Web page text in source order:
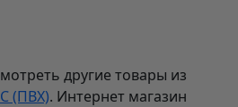
другие товары из
(ПВХ). Интернет магазин